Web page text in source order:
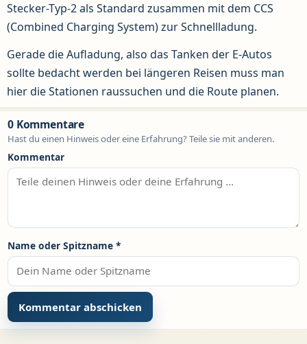
Stecker-Typ-2 als Standard zusammen mit dem CCS
(Combined Charging System) zur Schnellladung.
Gerade die Aufladung, also das Tanken der E-Autos
sollte bedacht werden bei längeren Reisen muss man
hier die Stationen raussuchen und die Route planen.
0 Kommentare
Hast du einen Hinweis oder eine Erfahrung? Teile sie mit anderen.
Kommentar
Name oder Spitzname *